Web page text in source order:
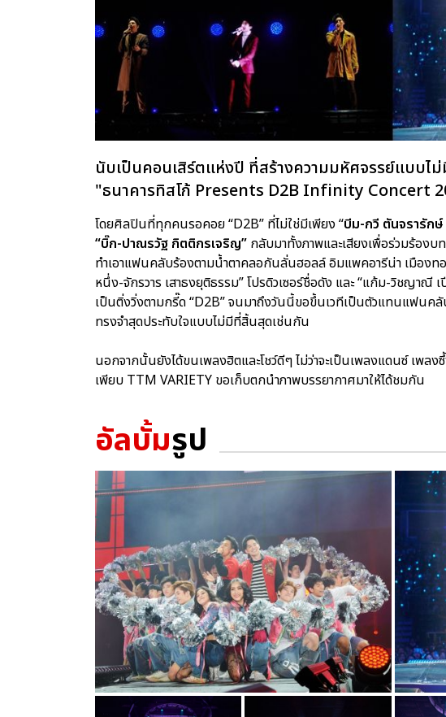
นับเป็นคอนเสิร์ตแห่งปี ที่สร้างความมหัศจรรย์แบบไ
"ธนาคารทิสโก้ Presents D2B Infinity Concert
โดยศิลปินที่ทุกคนรอคอย “D2B” ที่ไม่ใช่มีเพียง “บีม-กวี ตันจรารักษ์
“บิ๊ก-ปาณรวัฐ กิตติกรเจริญ” กลับมาทั้งภาพและเสียงเพื่อร่วมร้อง
ทำเอาแฟนคลับร้องตามน้ำตาคลอกันลั่นฮอลล์ อิมแพคอารีน่า เมือง
หนึ่ง-จักรวาร เสาธงยุติธรรม” โปรดิวเซอร์ชื่อดัง และ “แก้ม-วิชญาณี
เป็นติ่งวิ่งตามกรี๊ด “D2B” จนมาถึงวันนี้ขอขึ้นเวทีเป็นตัวแทนแฟนค
ทรงจำสุดประทับใจแบบไม่มีที่สิ้นสุดเช่นกัน
นอกจากนั้นยังได้ขนเพลงฮิตและโชว์ดีๆ ไม่ว่าจะเป็นเพลงแดนซ์ เพล
เพียบ TTM VARIETY ขอเก็บตกนำภาพบรรยากาศมาให้ได้ชมกัน
อัลบั้มรูป